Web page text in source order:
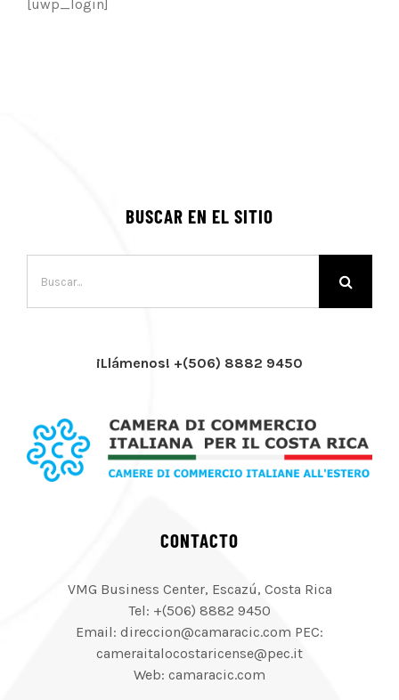
[uwp_login]
BUSCAR EN EL SITIO
¡Llámenos! +(506) 8882 9450
CONTACTO
VMG Business Center, Escazú, Costa Rica
Tel: +(506) 8882 9450
Email: direccion@camaracic.com PEC:
cameraitalocostaricense@pec.it
Web: camaracic.com